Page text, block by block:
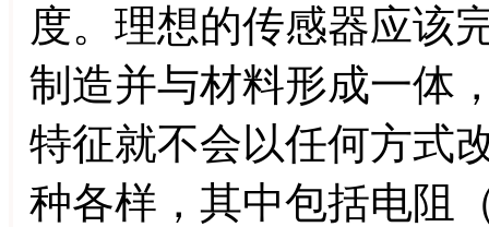
度。理想的传感器应该
制造并与材料形成一体
特征就不会以任何方式
种各样，其中包括电阻